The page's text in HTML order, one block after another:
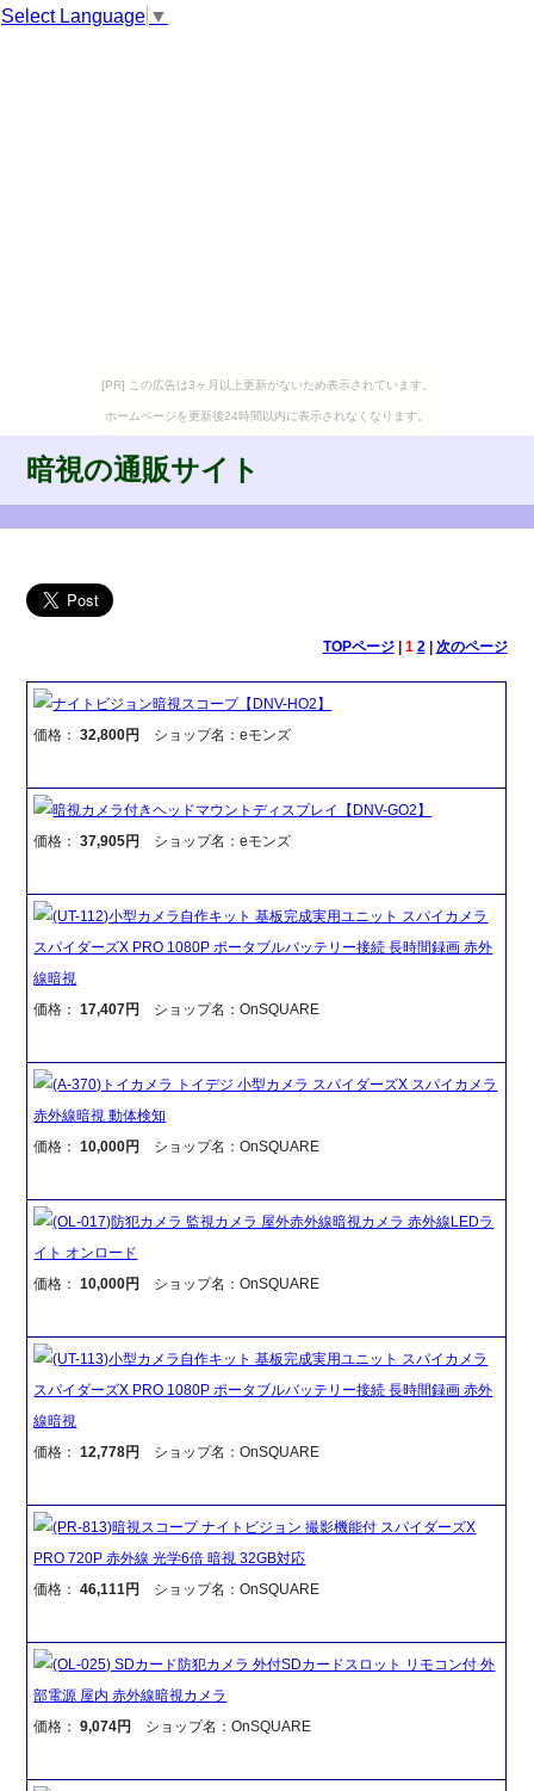
Select Language ▼
[PR] この広告は3ヶ月以上更新がないため表示されています。
ホームページを更新後24時間以内に表示されなくなります。
暗視の通販サイト
TOPページ| 1 2| 次のページ
ナイトビジョン暗視スコープ【DNV-HO2】
価格：32,800円 ショップ名：eモンズ
暗視カメラ付きヘッドマウントディスプレイ【DNV-GO2】
価格：37,905円 ショップ名：eモンズ
(UT-112)小型カメラ自作キット 基板完成実用ユニット スパイカメラ
スパイダーズX PRO 1080P ポータブルバッテリー接続 長時間録画 赤外
線暗視
価格：17,407円 ショップ名：OnSQUARE
(A-370)トイカメラ トイデジ 小型カメラ スパイダーズX スパイカメラ
赤外線暗視 動体検知
価格：10,000円 ショップ名：OnSQUARE
(OL-017)防犯カメラ 監視カメラ 屋外赤外線暗視カメラ 赤外線LEDラ
イト オンロード
価格：10,000円 ショップ名：OnSQUARE
(UT-113)小型カメラ自作キット 基板完成実用ユニット スパイカメラ
スパイダーズX PRO 1080P ポータブルバッテリー接続 長時間録画 赤外
線暗視
価格：12,778円 ショップ名：OnSQUARE
(PR-813)暗視スコープ ナイトビジョン 撮影機能付 スパイダーズX
PRO 720P 赤外線 光学6倍 暗視 32GB対応
価格：46,111円 ショップ名：OnSQUARE
(OL-025) SDカード防犯カメラ 外付SDカードスロット リモコン付 外
部電源 屋内 赤外線暗視カメラ
価格：9,074円 ショップ名：OnSQUARE